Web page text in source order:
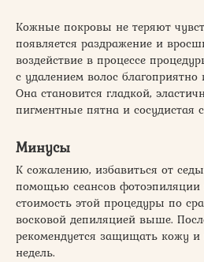
Кожные покровы не теряют
появляется раздражение и
воздействие в процессе
с удалением волос благоприятно
Она становится гладкой,
пигментные пятна и сосудистая
Минусы
К сожалению, избавиться от
помощью сеансов фотоэпиляции
стоимость этой процедуры по
восковой депиляцией выше.
рекомендуется защищать кожу и
недель.